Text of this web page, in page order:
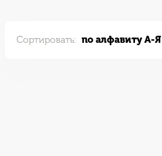
Сортировать: по алфавиту А-Я